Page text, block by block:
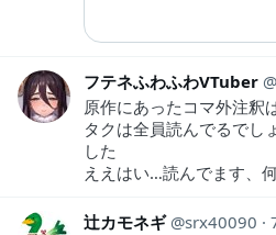
フテネふわふわVTuber
原作にあったコマ外注釈
タクは全員読んでるでし
した
ええはい…読んでます、
辻カモネギ srx40090